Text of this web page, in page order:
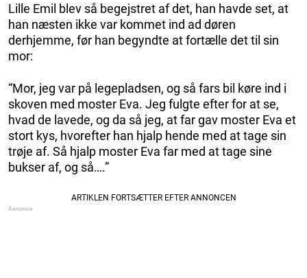
Lille Emil blev så begejstret af det, han havde set, at
han næsten ikke var kommet ind ad døren
derhjemme, før han begyndte at fortælle det til sin
mor:
“Mor, jeg var på legepladsen, og så fars bil køre ind i
skoven med moster Eva. Jeg fulgte efter for at se,
hvad de lavede, og da så jeg, at far gav moster Eva et
stort kys, hvorefter han hjalp hende med at tage sin
trøje af. Så hjalp moster Eva far med at tage sine
bukser af, og så….”